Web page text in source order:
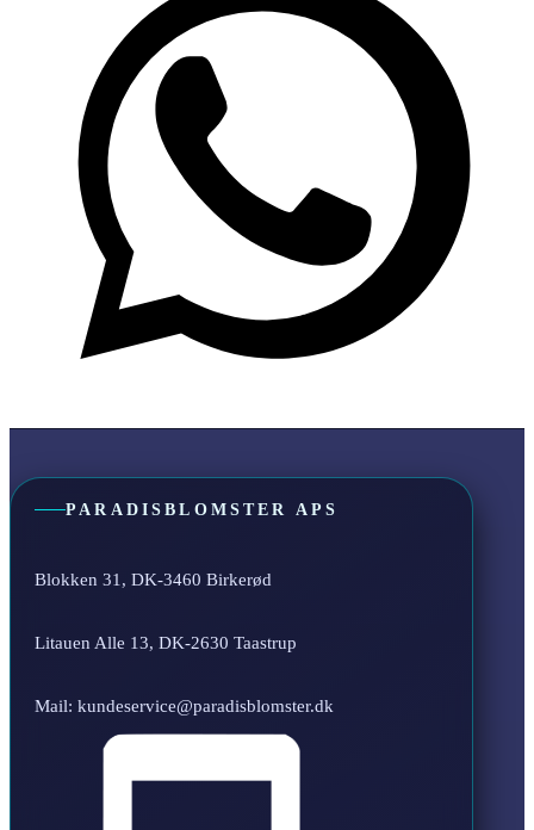
PARADISBLOMSTER APS
Blokken 31, DK-3460 Birkerød
Litauen Alle 13, DK-2630 Taastrup
Mail: kundeservice@paradisblomster.dk